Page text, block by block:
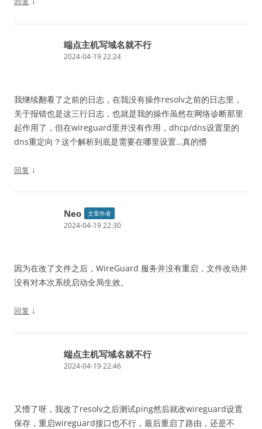
端点主机写域名就不行
2024-04-19 22:24
我继续翻看了之前的日志，在我没有操作resolv之前的日志里，
关于报错也是这三行日志，也就是我的操作虽然在网络诊断那里
起作用了，但在wireguard里并没有作用，dhcp/dns设置里的
dns重定向？这个解析到底是需要在哪里设置…真的懵
回复 ↓
Neo 文章作者
2024-04-19 22:30
因为在改了文件之后，WireGuard 服务并没有重启，文件改动并
没有对本次系统启动全局生效。
回复 ↓
端点主机写域名就不行
2024-04-19 22:46
又懵了呀，我改了resolv之后测试ping然后就改wireguard设置
保存，重启wireguard接口也不行，最后重启了路由，还是不